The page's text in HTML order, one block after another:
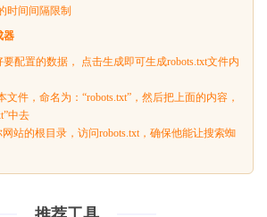
时间间隔限制
器
配置的数据， 点击生成即可生成robots.txt文件内
件，命名为：“robots.txt”，然后把上面的内容，
中去
网站的根目录，访问robots.txt，确保他能让搜索蜘